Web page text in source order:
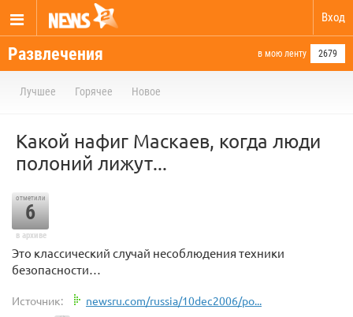
Вход
Развлечения в мою ленту 2679
Лучшее Горячее Новое
Какой нафиг Маскаев, когда люди
полоний лижут...
отметили
6
в архиве
Это классический случай несоблюдения техники
безопасности…
Источник: newsru.com/russia/10dec2006/po...